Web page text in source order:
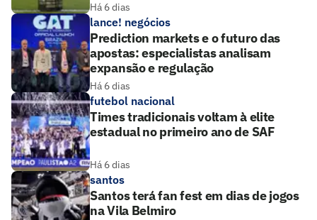
Há 6 dias
lance! negócios
Prediction markets e o futuro das
apostas: especialistas analisam
expansão e regulação
Há 6 dias
futebol nacional
Times tradicionais voltam à elite
estadual no primeiro ano de SAF
Há 6 dias
santos
Santos terá fan fest em dias de jogos
na Vila Belmiro